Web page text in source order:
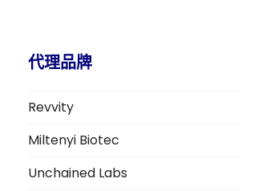
代理品牌
Revvity
Miltenyi Biotec
Unchained Labs